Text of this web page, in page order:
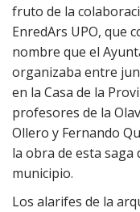
fruto de la
EnredArs UPO, que
nombre que el
organizaba entre
en la Casa de la
profesores de la
Ollero y Fernando
la obra de esta
municipio.
Los alarifes de la